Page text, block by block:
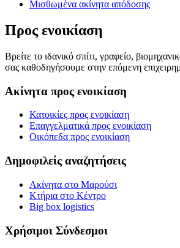
Μισθωμένα ακίνητα απόδοσης
Προς ενοικίαση
Βρείτε το ιδανικό σπίτι, γραφείο,
σας καθοδηγήσουμε στην επόμενη
Ακίνητα προς ενοικίαση
Κατοικίες προς ενοικίαση
Επαγγελματικά προς ενοικίαση
Οικόπεδα προς ενοικίαση
Δημοφιλείς αναζητήσεις
Ακίνητα στο Μαρούσι
Κτήρια στο Κέντρο
Big box logistics
Χρήσιμοι Σύνδεσμοι